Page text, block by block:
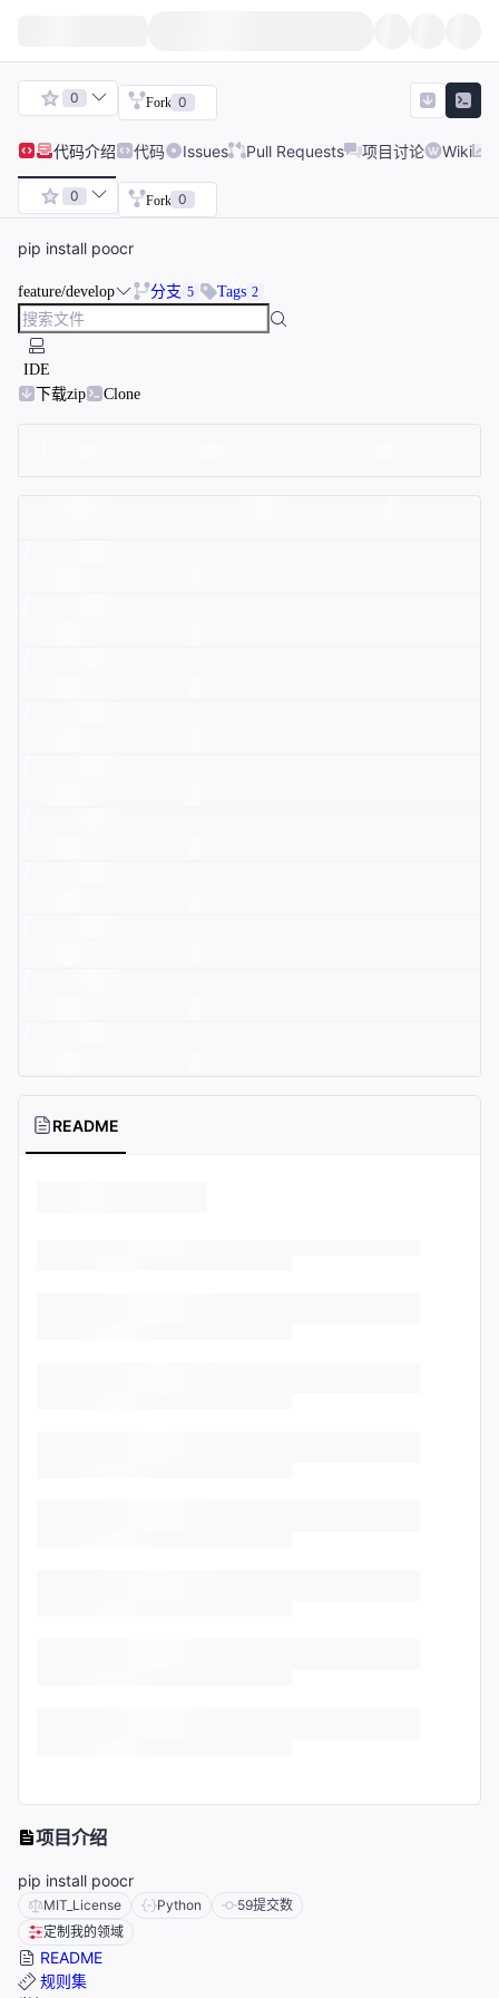
0 Fork 0
代码介绍 代码 Issues Pull Requests 项目讨论 Wiki
0 Fork 0
pip install poocr
feature/develop 分支 5 Tags 2
IDE
下载zip
Clone
README
项目介绍
pip install poocr
MIT_License Python 59提交数
定制我的领域
README
规则集